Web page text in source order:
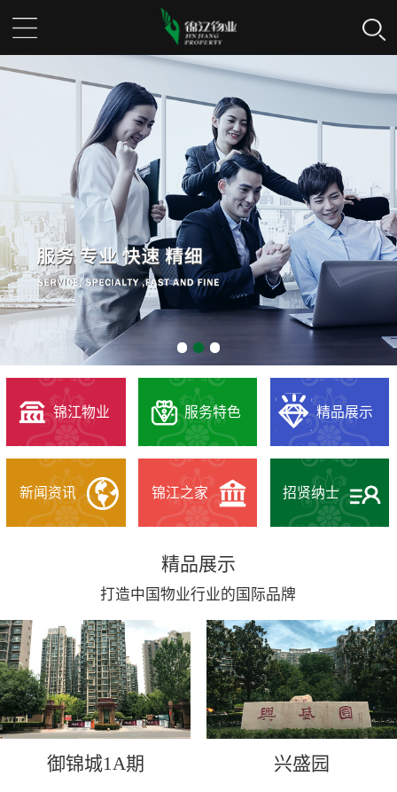
锦江物业 服务特色 精品展示
新闻资讯 锦江之家 招贤纳士
精品展示
打造中国物业行业的国际品牌
御锦城1A期 兴盛园